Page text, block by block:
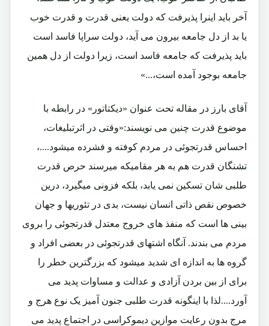
آخر باید اینرا پذیرفت که دولت یعنی قدرت و قدرت خوب
یا بد از دل جامعه بیرون می آید، دولت سراپا فاسد است
باید پذیرفت که جامعه فاسد است، زیرا دولت از دل همین
جامعه بوجود آمده است،...»
آقای بارز در مقاله تحت عنوان «دیکتاتور» در رابطه با
موضوع قدرت چنین می نویسند:«وقتی در اثرتبلیغات،
احساس قدرتجوئی در مردم کوفته و فشرده میشود....،
تشنگان قدرت هم به هر مقامیکه میرسند حرص قدرت
طلبی شان تسکین نمی یابد، بلکه فزونی میگیرد، درین
خصوص نقص ذاتی انسان نیست، بدی در تئوریها و جهان
بینی ها است که منفذ های خروج معتدل قدرتجوئی را بروی
مردم می بندند. آنگاه اشتهای قدرتجوئی در بعضی افراد و
گروه ها به اندازه ای شدید میشود که بزرگترین خطر را
برای از بین بردن آزادی و عدالت و مساوات پدید می
آورد....لذا با اینگونه قدرت طلبی جنون آمیز یک نوع هرج و
مرج بدون رعایت موازین دیموکراسی در اجتماع پدید می